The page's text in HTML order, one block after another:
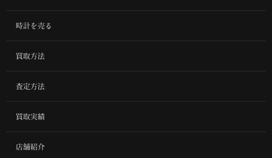
時計を売る
買取方法
査定方法
買取実績
店舗紹介